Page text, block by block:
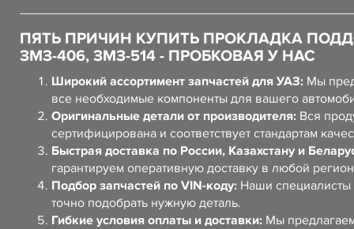
ПЯТЬ ПРИЧИН КУПИТЬ ПРОКЛАДКА
ЗМЗ-406, ЗМЗ-514 - ПРОБКОВАЯ У НАС
Широкий ассортимент запчастей для УАЗ: Мы
все необходимые компоненты для вашего
Оригинальные детали от производителя: Вся
сертифицирована и соответствует стандартам
Быстрая доставка по России, Казахстану и
гарантируем оперативную доставку в любой
Подбор запчастей по VIN-коду: Наши специалисты
точно подобрать нужную деталь.
Гибкие условия оплаты и доставки: Мы